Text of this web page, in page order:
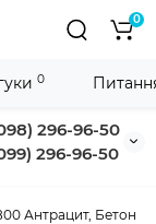
296-96-50
296-96-50
0
Антрацит, Бетон
0